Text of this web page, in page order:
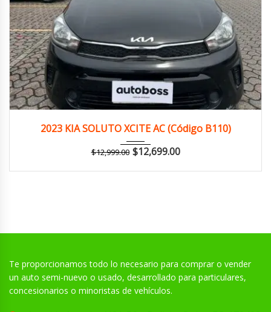
2023 KIA SOLUTO XCITE AC (Código B110)
$12,999.00 $12,699.00
Te proporcionamos todo lo necesario para comprar o vender
un auto semi-nuevo o usado, desarrollado para particulares,
concesionarios o minoristas de vehículos.